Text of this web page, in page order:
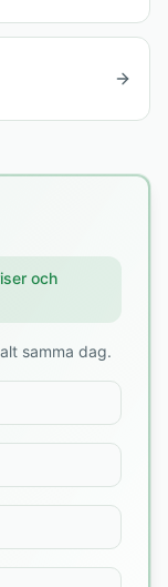
och
samma dag.